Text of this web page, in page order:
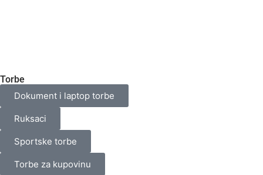
Torbe
Dokument i laptop torbe
Ruksaci
Sportske torbe
Torbe za kupovinu